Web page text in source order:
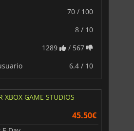
70 / 100
8 / 10
1289
/ 567
6.4 / 10
XBOX GAME STUDIOS
45.50€